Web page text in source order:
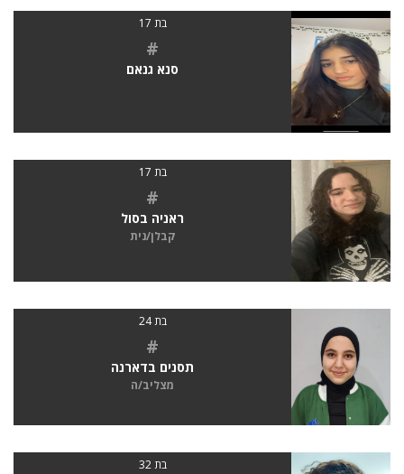
בת 17
#
סנא גנאם
בת 17
#
ראניה בסול
קבלן/נית
בת 24
#
תסנים בדארנה
מצליב/ה
בת 32